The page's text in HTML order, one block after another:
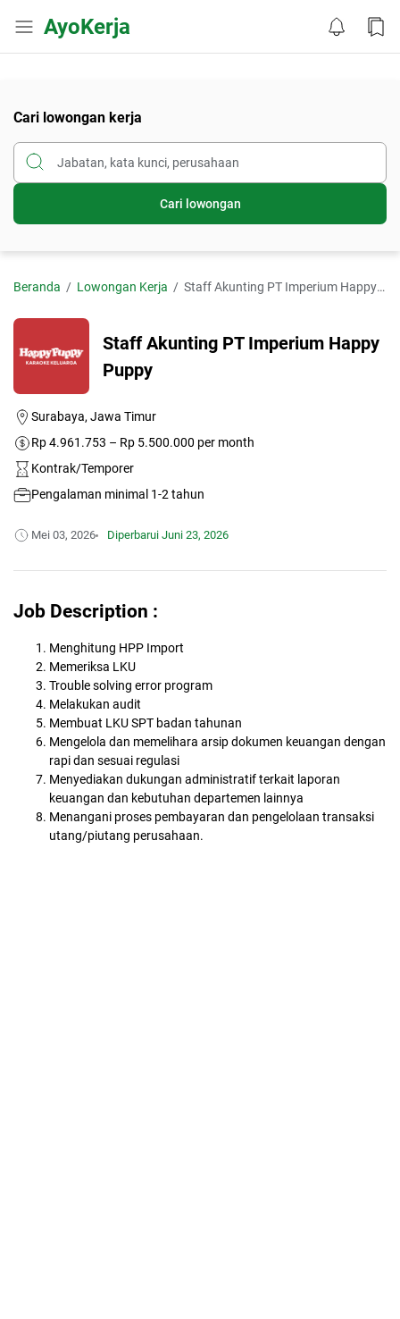
AyoKerja
Cari lowongan kerja
Cari lowongan
Beranda Lowongan Kerja Staff Akunting PT Imperium Happy Puppy
Staff Akunting PT Imperium Happy
Puppy
Surabaya, Jawa Timur
Rp 4.961.753 – Rp 5.500.000 per month
Kontrak/Temporer
Pengalaman minimal 1-2 tahun
Mei 03, 2026 Diperbarui Juni 23, 2026
Job Description :
Menghitung HPP Import
Memeriksa LKU
Trouble solving error program
Melakukan audit
Membuat LKU SPT badan tahunan
Mengelola dan memelihara arsip dokumen keuangan dengan
rapi dan sesuai regulasi
Menyediakan dukungan administratif terkait laporan
keuangan dan kebutuhan departemen lainnya
Menangani proses pembayaran dan pengelolaan transaksi
utang/piutang perusahaan.